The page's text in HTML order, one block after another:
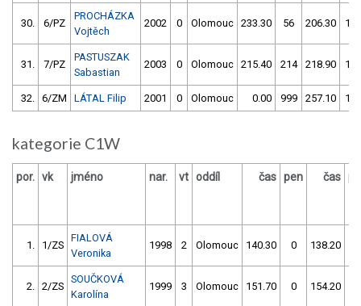
30. 6/PZ
PROCHÁZKA
Vojtěch
2002 0 Olomouc 233.30 56 206.30 104
31. 7/PZ
PASTUSZAK
Sabastian
2003 0 Olomouc 215.40 214 218.90 106
32. 6/ZM LÁTAL Filip 2001 0 Olomouc 0.00 999 257.10 156
kategorie C1W
por. vk jméno nar. vt oddíl čas pen čas
1. 1/ZS
FIALOVÁ
Veronika
1998 2 Olomouc 140.30 0 138.20
2. 2/ZS
SOUČKOVÁ
Karolína
1999 3 Olomouc 151.70 0 154.20